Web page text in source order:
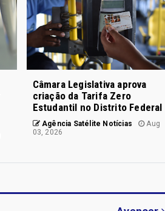
Câmara Legislativa aprova
criação da Tarifa Zero
Estudantil no Distrito Federal
Agência Satélite Notícias
Aug
03, 2026